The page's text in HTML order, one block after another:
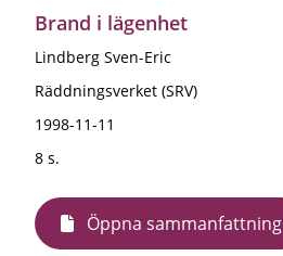
Brand i lägenhet
Lindberg Sven-Eric
Räddningsverket (SRV)
1998-11-11
8 s.
Öppna sammanfattning